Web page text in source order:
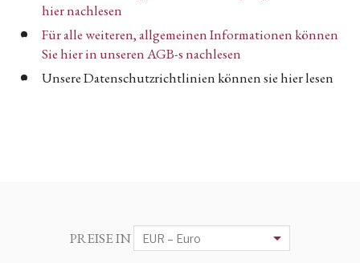
hier nachlesen
Für alle weiteren, allgemeinen Informationen können
Sie hier in unseren AGB-s nachlesen
Unsere Datenschutzrichtlinien können sie hier lesen
PREISE IN